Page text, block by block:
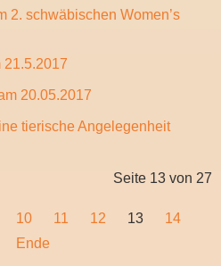
2. schwäbischen Women’s
21.5.2017
20.05.2017
tierische Angelegenheit
Seite 13 von 27
10 11 12 13
14
Ende